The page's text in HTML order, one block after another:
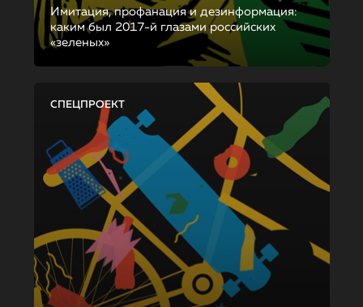
Имитация, профанация и дезинформация:
каким был 2017-й глазами российских
«зеленых»
СПЕЦПРОЕКТ